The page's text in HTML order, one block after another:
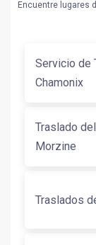
Encuentre lugares
Servicio de
Chamonix
Traslado
Morzine
Traslados